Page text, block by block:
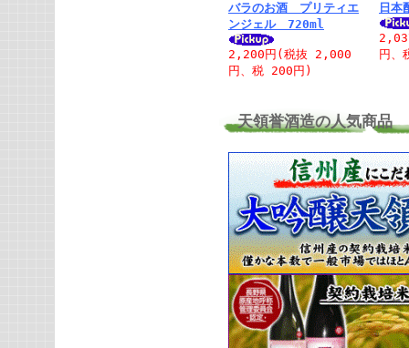
バラのお酒 プリティエ
ンジェル 720ml
2,200円(税抜 2,000
円、税 200円)
日
円
天領誉酒造の人気商品